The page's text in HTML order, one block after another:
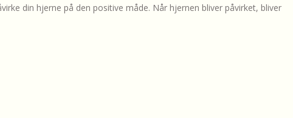
din hjerne på den positive måde. Når hjernen bliver påvirket, bliver